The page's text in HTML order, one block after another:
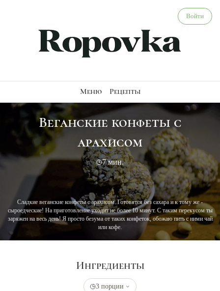
Веганские конфеты с арахисом - веганский рецепт
Войти
Меню Рецепты
Веганские конфеты с
арахисом
7 мин.
Сладкие веганские конфеты с арахисом. Готовятся без сахара и к тому же -
сыроедческие! На приготовление уходит не более 10 минут. С таким перекусом ты
заряжен на весь день! Я просто безума от таких конфеток, обожаю пить с ними чай
или кофе.
Ингредиенты
3 порции